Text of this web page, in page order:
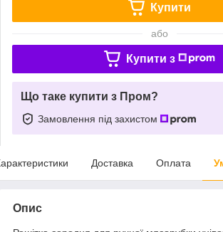
Купити
або
Купити з
Що таке купити з Пром?
Замовлення під захистом
Доставка Оплата
Опис